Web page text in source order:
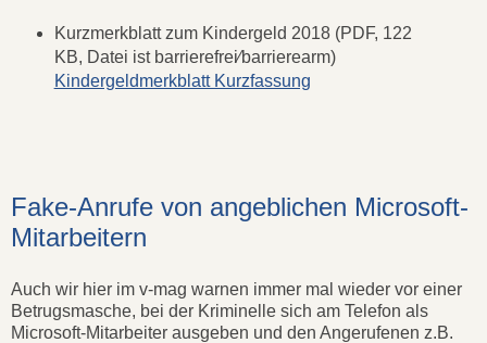
Kurzmerkblatt zum Kindergeld 2018 (PDF, 122
KB, Datei ist barrierefrei⁄barrierearm)
Kindergeldmerkblatt Kurzfassung
Fake-Anrufe von angeblichen Microsoft-
Mitarbeitern
Auch wir hier im v-mag warnen immer mal wieder vor einer
Betrugsmasche, bei der Kriminelle sich am Telefon als
Microsoft-Mitarbeiter ausgeben und den Angerufenen z.B.